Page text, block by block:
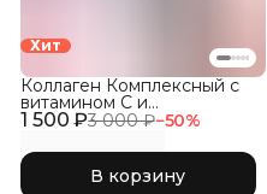
Хит
1 500 ₽3 000 ₽−50%
Коллаген Комплексный с
витамином C и
гиалуроновой кислотой,
В корзину